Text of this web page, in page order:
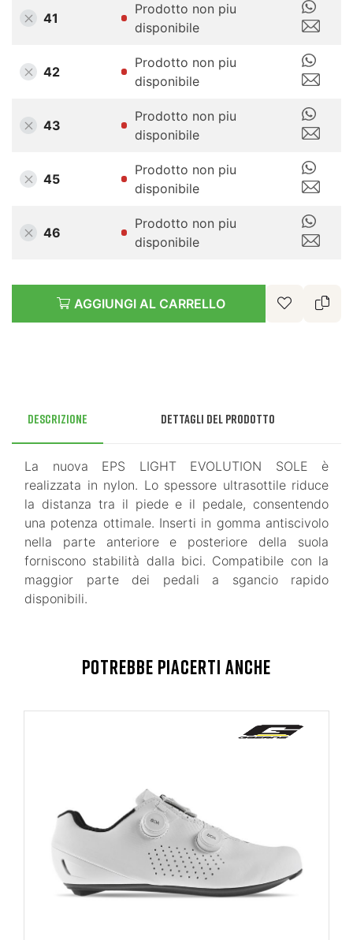
41
Prodotto non piu
disponibile
42
Prodotto non piu
disponibile
43
Prodotto non piu
disponibile
45
Prodotto non piu
disponibile
46
Prodotto non piu
disponibile
AGGIUNGI AL CARRELLO
Descrizione Dettagli del prodotto
La nuova EPS LIGHT EVOLUTION SOLE è
realizzata in nylon. Lo spessore ultrasottile riduce
la distanza tra il piede e il pedale, consentendo
una potenza ottimale. Inserti in gomma antiscivolo
nella parte anteriore e posteriore della suola
forniscono stabilità dalla bici. Compatibile con la
maggior parte dei pedali a sgancio rapido
disponibili.
POTREBBE PIACERTI ANCHE